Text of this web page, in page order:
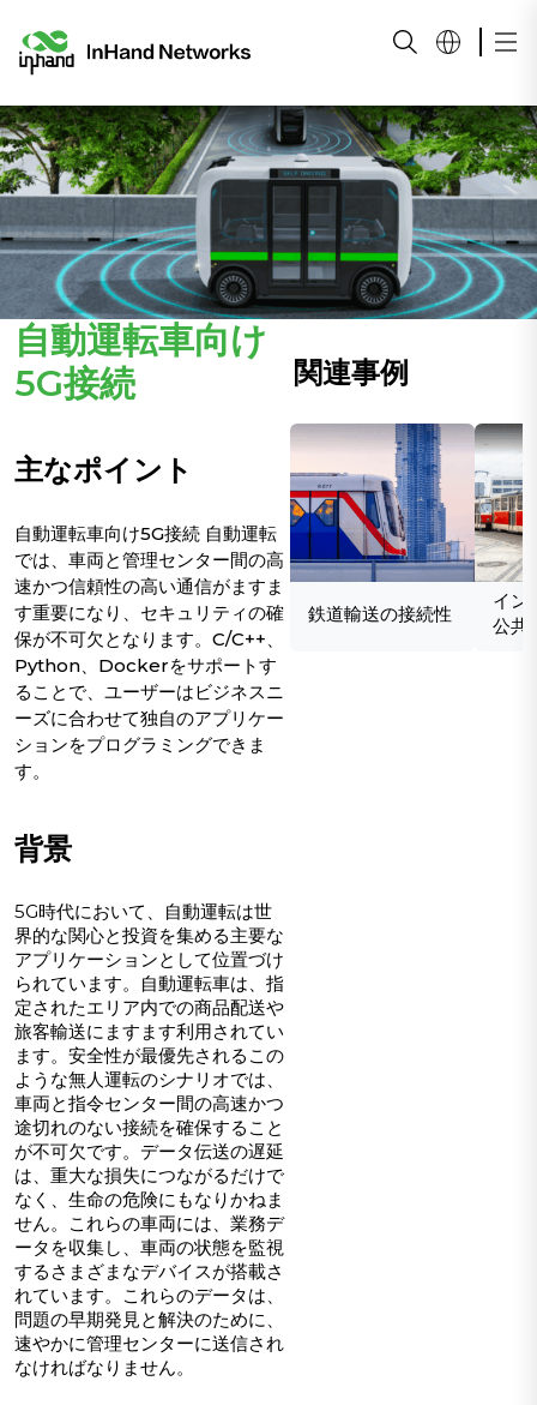
自動運転車向け
5G接続
主なポイント
自動運転車向け5G接続 自動運転
では、車両と管理センター間の高
速かつ信頼性の高い通信がますま
す重要になり、セキュリティの確
保が不可欠となります。C/C++、
Python、Dockerをサポートす
ることで、ユーザーはビジネスニ
ーズに合わせて独自のアプリケー
ションをプログラミングできま
す。
背景
5G時代において、自動運転は世
界的な関心と投資を集める主要な
アプリケーションとして位置づけ
られています。自動運転車は、指
定されたエリア内での商品配送や
旅客輸送にますます利用されてい
ます。安全性が最優先されるこの
ような無人運転のシナリオでは、
車両と指令センター間の高速かつ
途切れのない接続を確保すること
が不可欠です。データ伝送の遅延
は、重大な損失につながるだけで
なく、生命の危険にもなりかねま
せん。これらの車両には、業務デ
ータを収集し、車両の状態を監視
するさまざまなデバイスが搭載さ
れています。これらのデータは、
問題の早期発見と解決のために、
速やかに管理センターに送信され
なければなりません。
関連事例
鉄道輸送の接続性
イン
公共